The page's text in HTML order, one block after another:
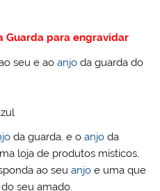
Guarda para engravidar
seu e aoanjo da guarda do
da guarda, e oanjo da
loja de produtos místicos,
ao seuanjo e uma que
seu amado.